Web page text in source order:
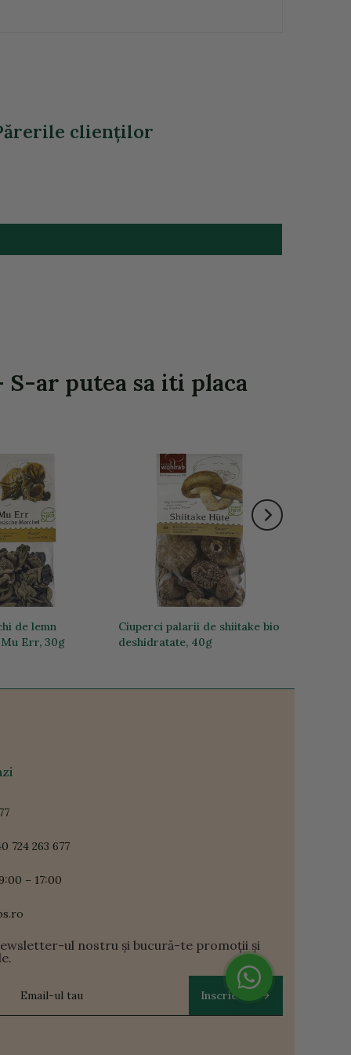
clienţilor
ar putea sa iti placa
de lemn
Err, 30g
Ciuperci palarii de shiitake bio
deshidratate, 40g
724 263 677
– 17:00
ul nostru și bucură-te promoții și
Inscrie-te